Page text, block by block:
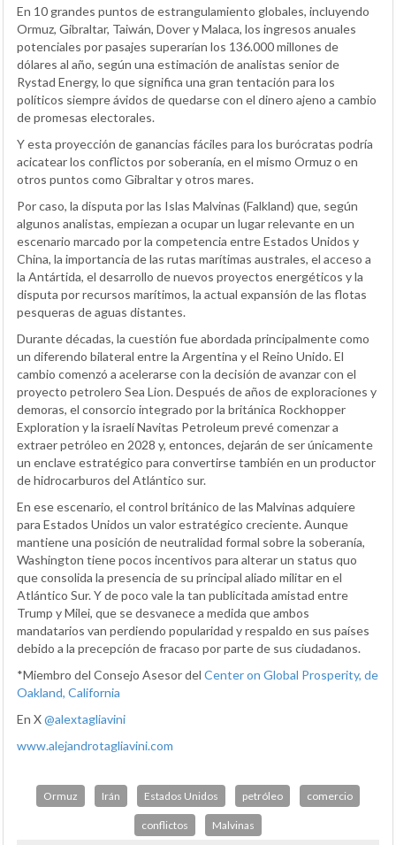
En 10 grandes puntos de estrangulamiento globales, incluyendo
Ormuz, Gibraltar, Taiwán, Dover y Malaca, los ingresos anuales
potenciales por pasajes superarían los 136.000 millones de
dólares al año, según una estimación de analistas senior de
Rystad Energy, lo que significa una gran tentación para los
políticos siempre ávidos de quedarse con el dinero ajeno a cambio
de promesas electorales.
Y esta proyección de ganancias fáciles para los burócratas podría
acicatear los conflictos por soberanía, en el mismo Ormuz o en
otros puntos como Gibraltar y otros mares.
Por caso, la disputa por las Islas Malvinas (Falkland) que, según
algunos analistas, empiezan a ocupar un lugar relevante en un
escenario marcado por la competencia entre Estados Unidos y
China, la importancia de las rutas marítimas australes, el acceso a
la Antártida, el desarrollo de nuevos proyectos energéticos y la
disputa por recursos marítimos, la actual expansión de las flotas
pesqueras de aguas distantes.
Durante décadas, la cuestión fue abordada principalmente como
un diferendo bilateral entre la Argentina y el Reino Unido. El
cambio comenzó a acelerarse con la decisión de avanzar con el
proyecto petrolero Sea Lion. Después de años de exploraciones y
demoras, el consorcio integrado por la británica Rockhopper
Exploration y la israelí Navitas Petroleum prevé comenzar a
extraer petróleo en 2028 y, entonces, dejarán de ser únicamente
un enclave estratégico para convertirse también en un productor
de hidrocarburos del Atlántico sur.
En ese escenario, el control británico de las Malvinas adquiere
para Estados Unidos un valor estratégico creciente. Aunque
mantiene una posición de neutralidad formal sobre la soberanía,
Washington tiene pocos incentivos para alterar un status quo
que consolida la presencia de su principal aliado militar en el
Atlántico Sur. Y de poco vale la tan publicitada amistad entre
Trump y Milei, que se desvanece a medida que ambos
mandatarios van perdiendo popularidad y respaldo en sus países
debido a la precepción de fracaso por parte de sus ciudadanos.
*Miembro del Consejo Asesor del Center on Global Prosperity, de
Oakland, California
En X@alextagliavini
www.alejandrotagliavini.com
Ormuz Irán Estados Unidos petróleo comercio
conflictos Malvinas